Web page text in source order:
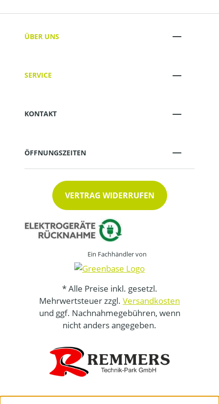
ÜBER UNS
SERVICE
KONTAKT
ÖFFNUNGSZEITEN
VERTRAG WIDERRUFEN
Ein Fachhändler von
* Alle Preise inkl. gesetzl.
Mehrwertsteuer zzgl. Versandkosten
und ggf. Nachnahmegebühren, wenn
nicht anders angegeben.